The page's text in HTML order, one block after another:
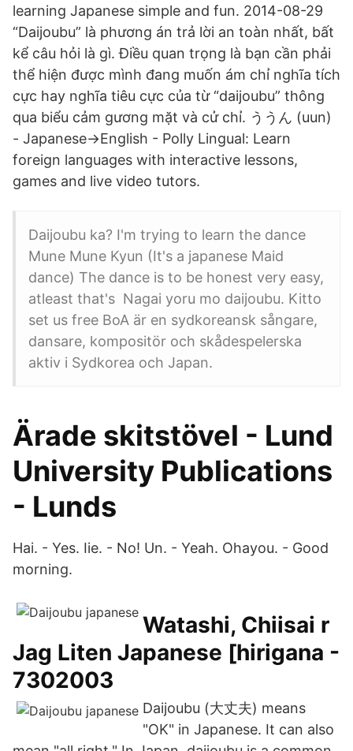
learning Japanese simple and fun. 2014-08-29
“Daijoubu” là phương án trả lời an toàn nhất, bất
kể câu hỏi là gì. Điều quan trọng là bạn cần phải
thể hiện được mình đang muốn ám chỉ nghĩa tích
cực hay nghĩa tiêu cực của từ “daijoubu” thông
qua biểu cảm gương mặt và cử chỉ. ううん (uun)
- Japanese->English - Polly Lingual: Learn
foreign languages with interactive lessons,
games and live video tutors.
Daijoubu ka? I'm trying to lear n the dance
Mune Mune Kyun (It's a japanese Maid
dance) The dance is to be honest very easy,
atleast that's Nagai yoru mo daijoubu. Kitto
set us free BoA är en sydkoreansk sångare,
dansare, kompositör och skådespelerska
aktiv i Sydkorea och Japan.
Ärade skitstövel - Lund
University Publications
- Lunds
Hai. - Yes. Iie. - No! Un. - Yeah. Ohayou. - Good
morning.
Watashi, Chiisai r
Jag Liten Japanese [hirigana -
7302003
Daijoubu (大丈夫) means
"OK" in Japanese. It can also